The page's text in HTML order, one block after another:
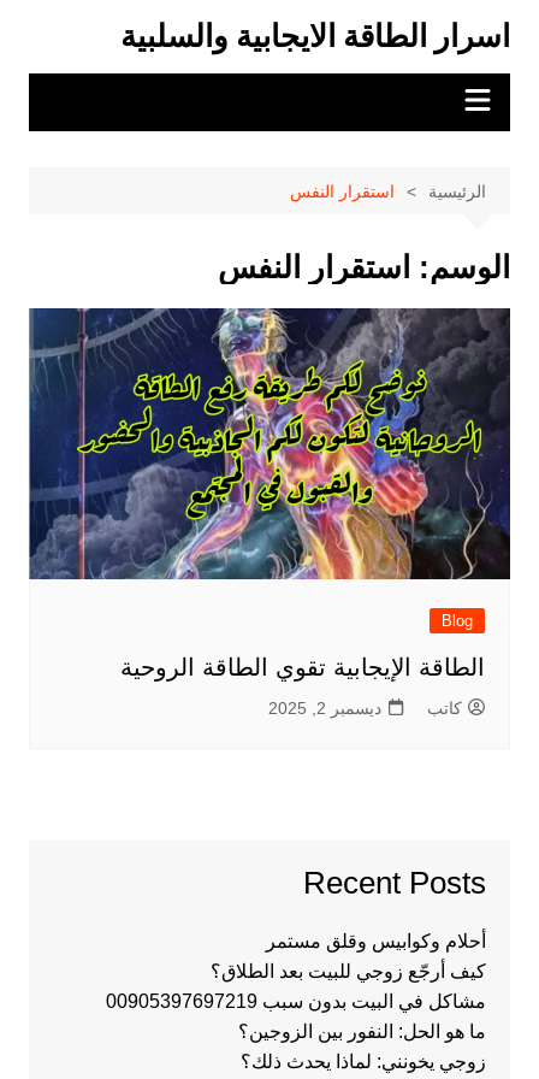
المحتوى
اسرار الطاقة الايجابية والسلبية
الرئيسية استقرار النفس
الوسم: استقرار النفس
Blog
الطاقة الإيجابية تقوي الطاقة الروحية
كاتب ديسمبر 2, 2025
Recent Posts
أحلام وكوابيس وقلق مستمر
كيف أرجّع زوجي للبيت بعد الطلاق؟
مشاكل في البيت بدون سبب 00905397697219
ما هو الحل: النفور بين الزوجين؟
زوجي يخونني: لماذا يحدث ذلك؟